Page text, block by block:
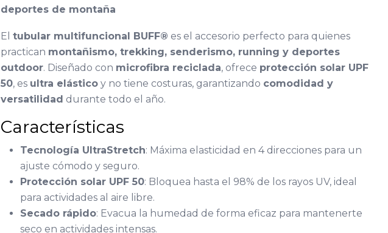
deportes de montaña
El tubular multifuncional BUFF® es el accesorio perfecto para quienes
practican montañismo, trekking, senderismo, running y deportes
outdoor. Diseñado con microfibra reciclada, ofrece protección solar UPF
50, es ultra elástico y no tiene costuras, garantizando comodidad y
versatilidad durante todo el año.
Características
Tecnología UltraStretch: Máxima elasticidad en 4 direcciones para un
ajuste cómodo y seguro.
Protección solar UPF 50: Bloquea hasta el 98% de los rayos UV, ideal
para actividades al aire libre.
Secado rápido: Evacua la humedad de forma eficaz para mantenerte
seco en actividades intensas.